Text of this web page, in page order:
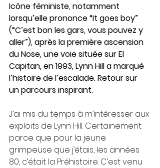
Icône féministe, notamment
lorsqu’elle prononce “It goes boy”
(“C’est bon les gars, vous pouvez y
aller”), après la première ascension
du Nose, une voie située sur El
Capitan, en 1993, Lynn Hill a marqué
l’histoire de l’escalade. Retour sur
un parcours inspirant.
J’ai mis du temps à m’intéresser aux
exploits de Lynn Hill. Certainement
parce que pour la jeune
grimpeuse que j’étais, les années
80, c’était la Préhistoire. C’est venu